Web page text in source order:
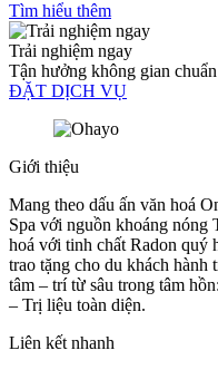
Tìm hiểu thêm
Trải nghiệm ngay
Tận hưởng không gian
ĐẶT DỊCH VỤ
Giới thiệu
Mang theo dấu ấn văn hoá
Spa với nguồn khoáng nóng
hoá với tinh chất Radon quý
trao tặng cho du khách hành
tâm – trí từ sâu trong tâm
– Trị liệu toàn diện.
Liên kết nhanh